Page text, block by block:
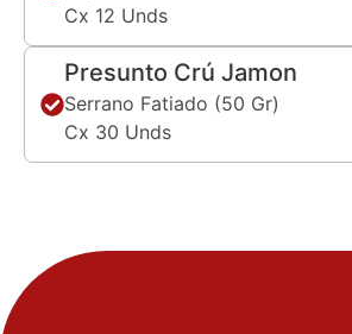
Cx 12 Unds
Presunto Crú Jamon
Serrano Fatiado (50 Gr)
Cx 30 Unds